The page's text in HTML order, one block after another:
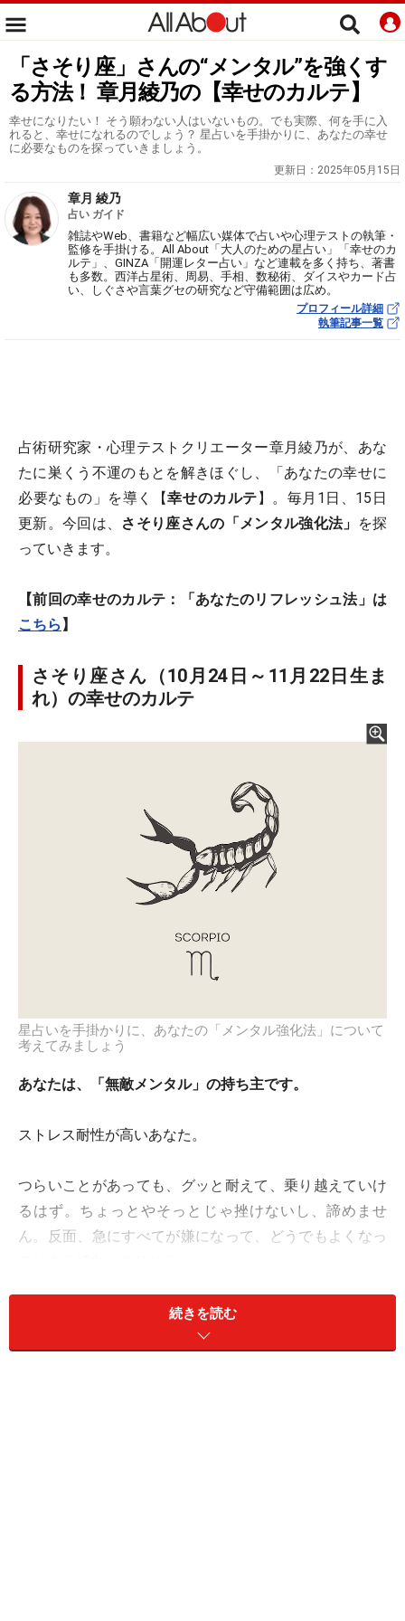
「さそり座」さんの“メンタル”を強くす
る方法！ 章月綾乃の【幸せのカルテ】
幸せになりたい！ そう願わない人はいないもの。でも実際、何を手に入
れると、幸せになれるのでしょう？ 星占いを手掛かりに、あなたの幸せ
に必要なものを探っていきましょう。
更新日： 2025年05月15日
章月 綾乃
占い ガイド
雑誌やWeb、書籍など幅広い媒体で占いや心理テストの執筆・
監修を手掛ける。All About「大人のための星占い」「幸せのカ
ルテ」、GINZA「開運レター占い」など連載を多く持ち、著書
も多数。西洋占星術、周易、手相、数秘術、ダイスやカード占
い、しぐさや言葉グセの研究など守備範囲は広め。
プロフィール詳細
執筆記事一覧
占術研究家・心理テストクリエーター章月綾乃が、あな
たに巣くう不運のもとを解きほぐし、「あなたの幸せに
必要なもの」を導く【幸せのカルテ】。毎月1日、15日
更新。今回は、 さそり座さんの「メンタル強化法」 を探
っていきます。
【前回の幸せのカルテ：「あなたのリフレッシュ法」は
こちら 】
さそり座さん（10月24日～11月22日生ま
れ）の幸せのカルテ
星占いを手掛かりに、あなたの「メンタル強化法」について
考えてみましょう
あなたは、「無敵メンタル」の持ち主です。
ストレス耐性が高いあなた。
つらいことがあっても、グッと耐えて、乗り越えていけ
るはず。ちょっとやそっとじゃ挫けないし、諦めませ
ん。反面、急にすべてが嫌になって、どうでもよくなっ
ポジティブさとネガティブさが絶妙にミックスされてい
続きを読む